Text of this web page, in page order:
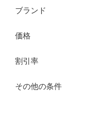
パンツ
ワンピース・ドレス
スカート
オールインワン・オーバ
ーオール
クリア
ブランド
価格
絞り込み
割引率
％OFF～
その他の条件